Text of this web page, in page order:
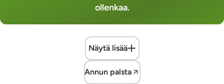
ollenkaa.
Näytä lisää
Annun palsta